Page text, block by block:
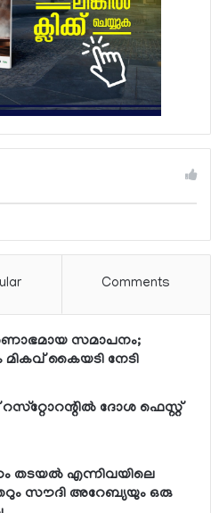
Comments
സമാപനം;
കൈയടി നേടി
ദോശ ഫെസ്റ്റ്
തടയല്‍ എന്നിവയിലെ
സൗദി അറേബ്യയും ഒരു